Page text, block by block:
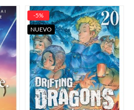
-5%
NUEVO